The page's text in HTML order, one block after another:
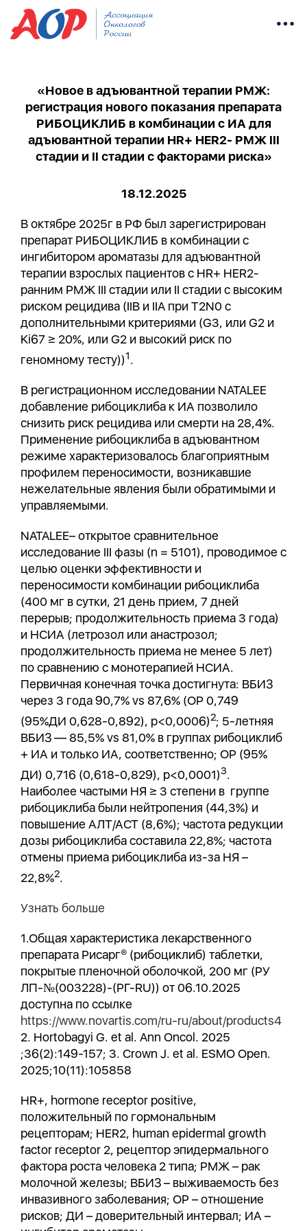
«Новое в адъювантной терапии РМЖ:
регистрация нового показания препарата
РИБОЦИКЛИБ в комбинации с ИА для
адъювантной терапии HR+ HER2- РМЖ III
стадии и II стадии с факторами риска»
18.12.2025
В октябре 2025г в РФ был зарегистрирован
препарат РИБОЦИКЛИБ в комбинации с
ингибитором ароматазы для адъювантной
терапии взрослых пациентов с HR+ HER2-
ранним РМЖ III стадии или II стадии с высоким
риском рецидива (IIB и IIA при T2N0 с
дополнительными критериями (G3, или G2 и
Ki67 ≥ 20%, или G2 и высокий риск по
геномному тесту))1.
В регистрационном исследовании NATALEE
добавление рибоциклиба к ИА позволило
снизить риск рецидива или смерти на 28,4%.
Применение рибоциклиба в адъювантном
режиме характеризовалось благоприятным
профилем переносимости, возникавшие
нежелательные явления были обратимыми и
управляемыми.
NATALEE– открытое сравнительное
исследование III фазы (n = 5101), проводимое с
целью оценки эффективности и
переносимости комбинации рибоциклиба
(400 мг в сутки, 21 день прием, 7 дней
перерыв; продолжительность приема 3 года)
и НСИА (летрозол или анастрозол;
продолжительность приема не менее 5 лет)
по сравнению с монотерапией НСИА.
Первичная конечная точка достигнута: ВБИЗ
через 3 года 90,7% vs 87,6% (ОР 0,749
(95%ДИ 0,628-0,892), p<0,0006)2; 5-летняя
ВБИЗ — 85,5% vs 81,0% в группах рибоциклиб
+ ИА и только ИА, соответственно; ОР (95%
ДИ) 0,716 (0,618-0,829), p<0,0001)3.
Наиболее частыми НЯ ≥ 3 степени в группе
рибоциклиба были нейтропения (44,3%) и
повышение АЛТ/АСТ (8,6%); частота редукции
дозы рибоциклиба составила 22,8%; частота
отмены приема рибоциклиба из-за НЯ –
22,8%2.
Узнать больше
1.Общая характеристика лекарственного
препарата Рисарг® (рибоциклиб) таблетки,
покрытые пленочной оболочкой, 200 мг (РУ
ЛП-№(003228)-(РГ-RU)) от 06.10.2025
доступна по ссылке
https://www.novartis.com/ru-ru/about/products4
2. Hortobagyi G. et al. Ann Oncol. 2025
;36(2):149-157; 3. Crown J. et al. ESMO Open.
2025;10(11):105858
HR+, hormone receptor positive,
положительный по гормональным
рецепторам; HER2, human epidermal growth
factor receptor 2, рецептор эпидермального
фактора роста человека 2 типа; РМЖ – рак
молочной железы; ВБИЗ – выживаемость без
инвазивного заболевания; ОР – отношение
рисков; ДИ – доверительный интервал; ИА –